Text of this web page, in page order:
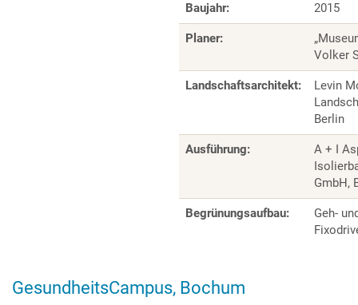
Baujahr: 2015
Planer:
Volker
Landschaftsarchitekt:
Levin
Berlin
Ausführung:
A + I
GmbH,
Begrünungsaufbau:
Geh-
GesundheitsCampus, Bochum